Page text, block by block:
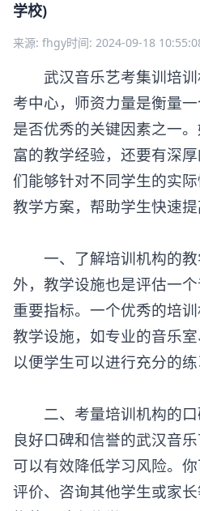
学校)
来源: fhgy时间: 2024-09-18
武汉音乐艺考集训培训
考中心，师资力量是衡量
是否优秀的关键因素之一
富的教学经验，还要有深
们能够针对不同学生的实
教学方案，帮助学生快速提
一、了解培训机构的教
外，教学设施也是评估一
重要指标。一个优秀的培
教学设施，如专业的音乐室
以便学生可以进行充分的练
二、考量培训机构的口
良好口碑和信誉的武汉音
可以有效降低学习风险。
评价、咨询其他学生或家